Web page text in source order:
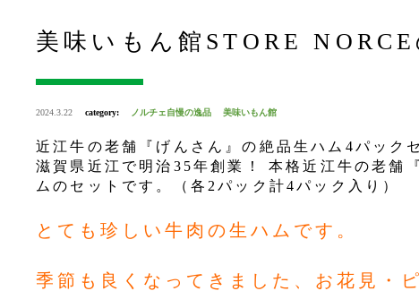
美味いもん館STORE NORCE
2024.3.22 category: ノルチェ自慢の逸品 美味いもん館
近江牛の老舗『げんさん』の絶品生ハム4パック
滋賀県近江で明治35年創業！ 本格近江牛の老舗
ムのセットです。（各2パック計4パック入り）
とても珍しい牛肉の生ハムです。
季節も良くなってきました、お花見・